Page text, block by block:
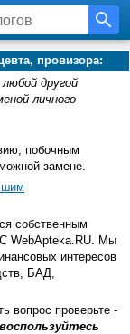
провизора:
другой
личного
побочным
замене.
собственным
WebApteka.RU. Мы
интересов
БАД,
вопрос проверьте -
воспользуйтесь